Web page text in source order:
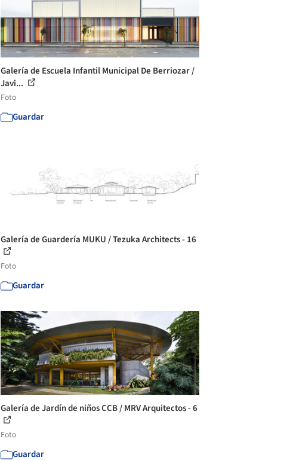
Galería de Escuela Infantil Municipal De Berriozar /
Javi...
Foto
Guardar
Galería de Guardería MUKU / Tezuka Architects - 16
Foto
Guardar
Galería de Jardín de niños CCB / MRV Arquitectos - 6
Foto
Guardar